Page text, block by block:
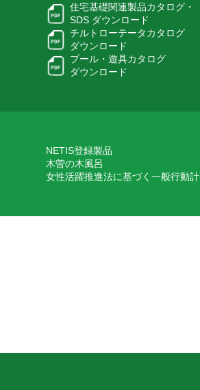
住宅基礎関連製品カタログ・
SDS ダウンロード
チルトローテータカタログ
ダウンロード
プール・遊具カタログ
ダウンロード
NETIS登録製品
木曽の木風呂
女性活躍推進法に基づく一般行動